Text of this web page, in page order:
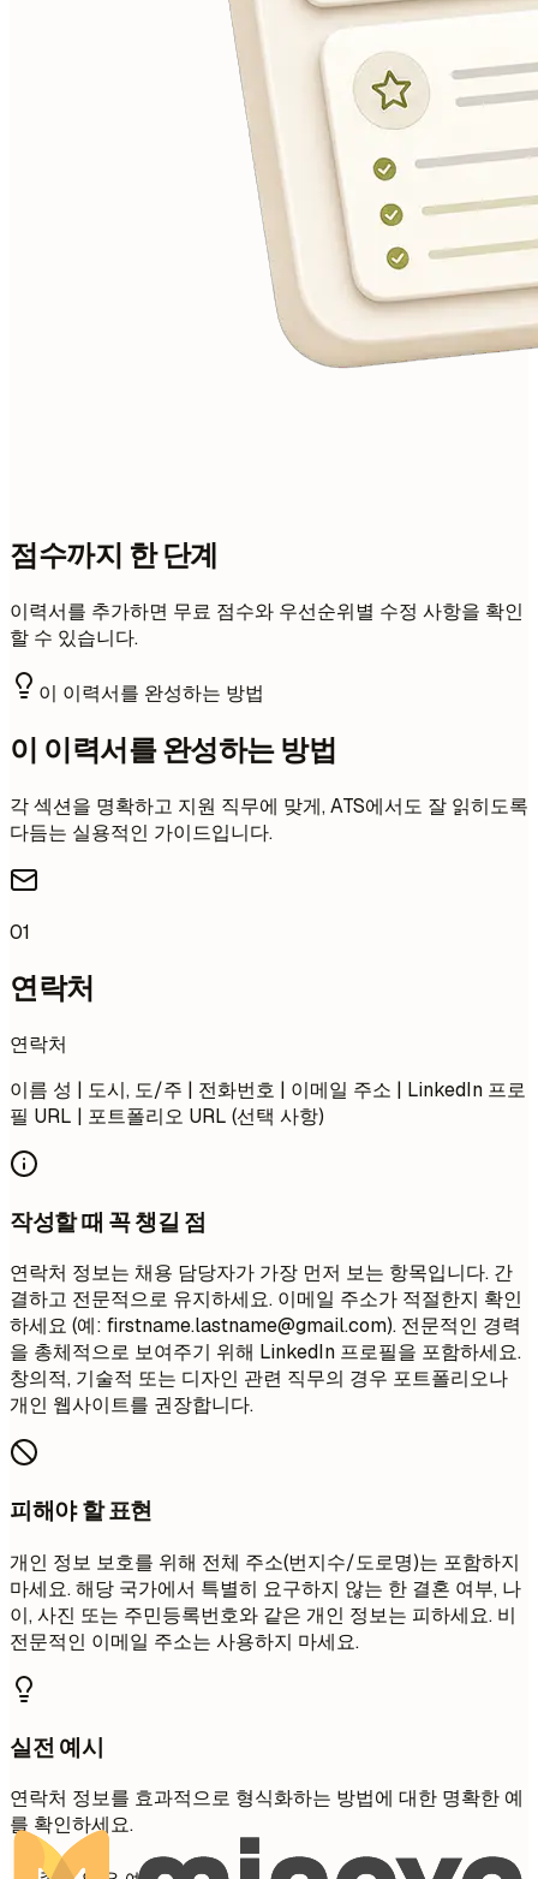
점수까지 한 단계
이력서를 추가하면 무료 점수와 우선순위별 수정 사항을 확인
할 수 있습니다.
이 이력서를 완성하는 방법
이 이력서를 완성하는 방법
각 섹션을 명확하고 지원 직무에 맞게, ATS에서도 잘 읽히도록
다듬는 실용적인 가이드입니다.
01
연락처
연락처
이름 성 | 도시, 도/주 | 전화번호 | 이메일 주소 | LinkedIn 프로
필 URL | 포트폴리오 URL (선택 사항)
작성할 때 꼭 챙길 점
연락처 정보는 채용 담당자가 가장 먼저 보는 항목입니다. 간
결하고 전문적으로 유지하세요. 이메일 주소가 적절한지 확인
하세요 (예: firstname.lastname@gmail.com). 전문적인 경력
을 총체적으로 보여주기 위해 LinkedIn 프로필을 포함하세요.
창의적, 기술적 또는 디자인 관련 직무의 경우 포트폴리오나
개인 웹사이트를 권장합니다.
피해야 할 표현
개인 정보 보호를 위해 전체 주소(번지수/도로명)는 포함하지
마세요. 해당 국가에서 특별히 요구하지 않는 한 결혼 여부, 나
이, 사진 또는 주민등록번호와 같은 개인 정보는 피하세요. 비
전문적인 이메일 주소는 사용하지 마세요.
실전 예시
연락처 정보를 효과적으로 형식화하는 방법에 대한 명확한 예
를 확인하세요.